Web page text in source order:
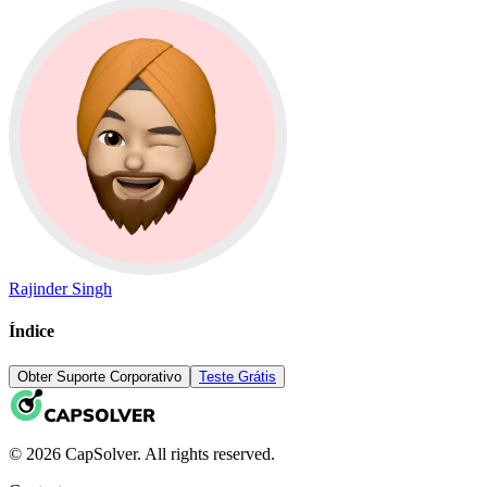
Rajinder Singh
Índice
Obter Suporte Corporativo Teste Grátis
© 2026 CapSolver. All rights reserved.